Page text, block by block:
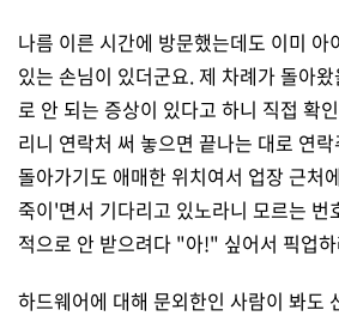
나름 이른 시간에 방문했는데도 이미 아
있는 손님이 있더군요. 제 차례가 돌아
로 안 되는 증상이 있다고 하니 직접 확
리니 연락처 써 놓으면 끝나는 대로 연
돌아가기도 애매한 위치여서 업장 근처
죽이'면서 기다리고 있노라니 모르는 번
적으로 안 받으려다 "아!" 싶어서 픽업
하드웨어에 대해 문외한인 사람이 봐도